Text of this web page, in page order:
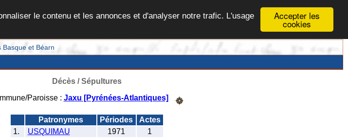
Accepter les
cookies
le contenu et les annonces et d'analyser notre trafic. L'usage
Basque et Béarn
Décès / Sépultures
Paroisse : Jaxu [Pyrénées-Atlantiques]
Patronymes Périodes
Actes
1.
USQUIMAU 1971
1